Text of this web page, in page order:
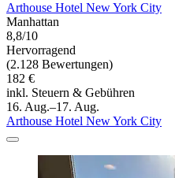
Arthouse Hotel New York City
Manhattan
8,8/10
Hervorragend
(2.128 Bewertungen)
182 €
inkl. Steuern & Gebühren
16. Aug.–17. Aug.
Arthouse Hotel New York City